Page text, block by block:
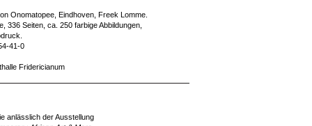
Onomatopee, Eindhoven, Freek Lomme.
336 Seiten, ca. 250 farbige Abbildungen,
41-0
Fridericianum
anlässlich der Ausstellung